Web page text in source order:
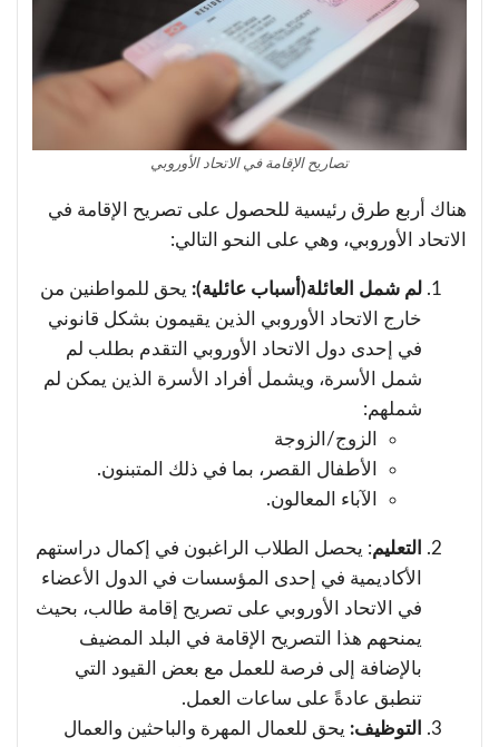
تصاريح الإقامة في الاتحاد الأوروبي
هناك أربع طرق رئيسية للحصول على تصريح الإقامة في
الاتحاد الأوروبي، وهي على النحو التالي:
لم شمل العائلة(أسباب عائلية): يحق للمواطنين من
خارج الاتحاد الأوروبي الذين يقيمون بشكل قانوني
في إحدى دول الاتحاد الأوروبي التقدم بطلب لم
شمل الأسرة، ويشمل أفراد الأسرة الذين يمكن لم
شملهم:
الزوج/الزوجة
الأطفال القصر، بما في ذلك المتبنون.
الآباء المعالون.
التعليم: يحصل الطلاب الراغبون في إكمال دراستهم
الأكاديمية في إحدى المؤسسات في الدول الأعضاء
في الاتحاد الأوروبي على تصريح إقامة طالب، بحيث
يمنحهم هذا التصريح الإقامة في البلد المضيف
بالإضافة إلى فرصة للعمل مع بعض القيود التي
تنطبق عادةً على ساعات العمل.
التوظيف: يحق للعمال المهرة والباحثين والعمال